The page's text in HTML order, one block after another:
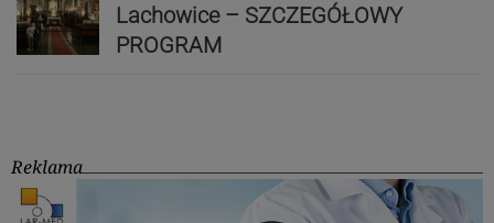
Lachowice – SZCZEGÓŁOWY
PROGRAM
Reklama